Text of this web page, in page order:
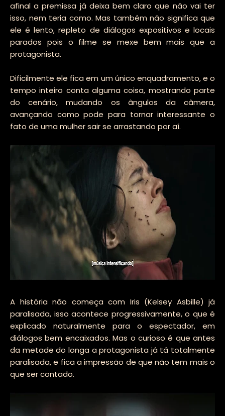
afinal a premissa já deixa bem claro que não vai ter
isso, nem teria como. Mas também não significa que
ele é lento, repleto de diálogos expositivos e locais
parados pois o filme se mexe bem mais que a
protagonista.
Dificilmente ele fica em um único enquadramento, e o
tempo inteiro conta alguma coisa, mostrando parte
do cenário, mudando os ângulos da câmera,
avançando como pode para tornar interessante o
fato de uma mulher sair se arrastando por aí.
A história não começa com Iris (Kelsey Asbille) já
paralisada, isso acontece progressivamente, o que é
explicado naturalmente para o espectador, em
diálogos bem encaixados. Mas o curioso é que antes
da metade do longa a protagonista já tá totalmente
paralisada, e fica a impressão de que não tem mais o
que ser contado.